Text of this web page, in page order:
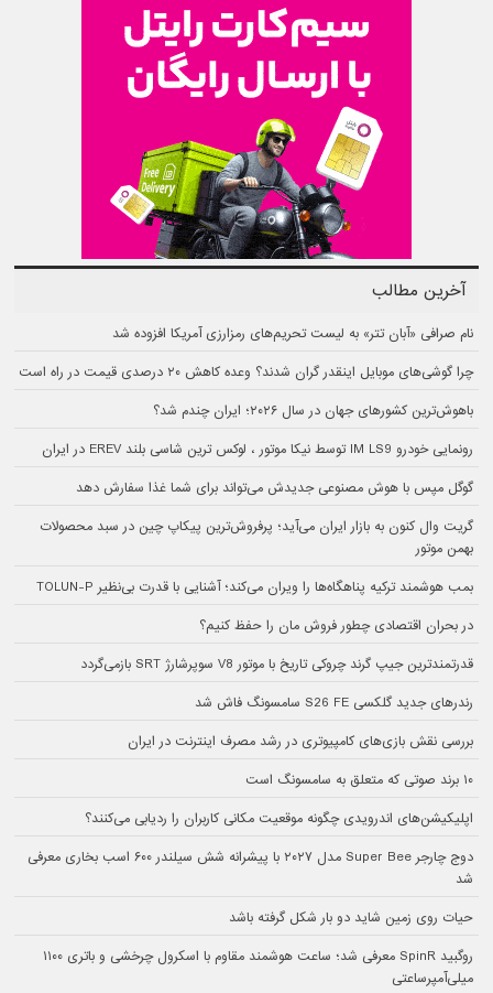
آخرین مطالب
نام صرافی «آبان‌ تتر» به لیست تحریم‌های رمزارزی آمریکا افزوده شد
چرا گوشی‌های موبایل اینقدر گران شدند؟ وعده کاهش ۲۰ درصدی قیمت در راه است
باهوش‌ترین کشورهای جهان در سال ۲۰۲۶؛ ایران چندم شد؟
رونمایی خودرو IM LS9 توسط نیکا موتور ، لوکس ترین شاسی بلند EREV در ایران
گوگل مپس با هوش مصنوعی جدیدش می‌تواند برای شما غذا سفارش دهد
گریت وال کنون به بازار ایران می‌آید؛ پرفروش‌ترین پیکاپ چین در سبد محصولات
بهمن موتور
بمب هوشمند ترکیه پناهگاه‌ها را ویران می‌کند؛ آشنایی با قدرت بی‌نظیر TOLUN-P
در بحران اقتصادی چطور فروش مان را حفظ کنیم؟
قدرتمندترین جیپ گرند چروکی تاریخ با موتور V8 سوپرشارژ SRT بازمی‌گردد
رندرهای جدید گلکسی S26 FE سامسونگ فاش شد
بررسی نقش بازی‌های کامپیوتری در رشد مصرف اینترنت در ایران
۱۰ برند صوتی که متعلق به سامسونگ است
اپلیکیشن‌های اندرویدی چگونه موقعیت مکانی کاربران را ردیابی می‌کنند؟
دوج چارجر Super Bee مدل ۲۰۲۷ با پیشرانه شش سیلندر ۶۰۰ اسب بخاری معرفی
شد
حیات روی زمین شاید دو بار شکل گرفته باشد
روگبید SpinR معرفی شد؛ ساعت هوشمند مقاوم با اسکرول چرخشی و باتری ۱۱۰۰
میلی‌آمپرساعتی